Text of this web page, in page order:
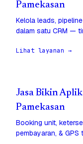
Pamekasan
Kelola leads,
dalam satu CRM —
Lihat layanan →
Jasa Bikin
Pamekasan
Booking unit,
pembayaran, &